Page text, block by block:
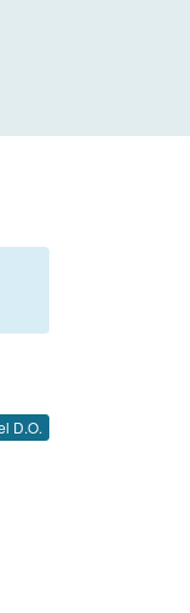
D.O.